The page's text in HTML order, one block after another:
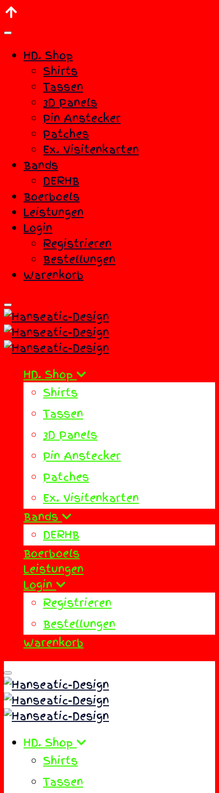
HD. Shop
Shirts
Tassen
3D Panels
Pin Anstecker
Patches
Ex. Visitenkarten
Bands
DERHB
Boerboels
Leistungen
Login
Registrieren
Bestellungen
Warenkorb
HD. Shop
Shirts
Tassen
3D Panels
Pin Anstecker
Patches
Ex. Visitenkarten
Bands
DERHB
Boerboels
Leistungen
Login
Registrieren
Bestellungen
Warenkorb
HD. Shop
Shirts
Tassen